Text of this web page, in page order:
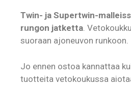
Twin- ja Supertwin-
rungon jatketta.
suoraan ajoneuvon runkoon.
Jo ennen ostoa kannattaa
tuotteita vetokoukussa